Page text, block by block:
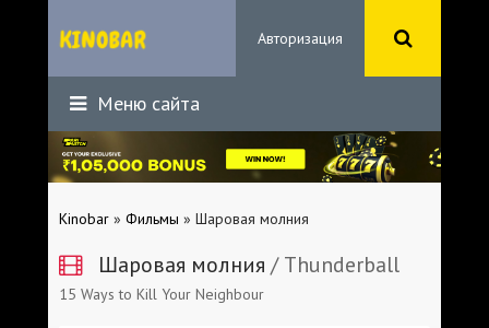
Авторизация
Меню сайта
Kinobar » Фильмы » Шаровая молния
Шаровая молния / Thunderball
15 Ways to Kill Your Neighbour